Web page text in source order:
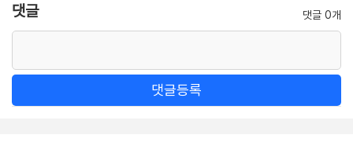
댓글 댓글 0개
댓글등록